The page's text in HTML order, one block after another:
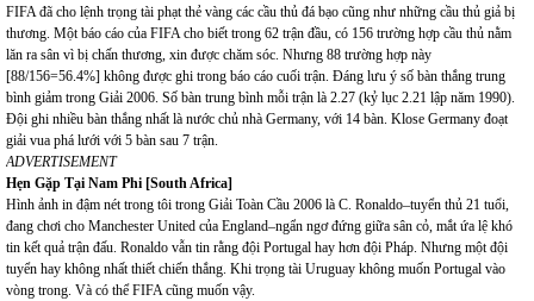
FIFA đã cho lệnh trọng tài phạt thẻ vàng các cầu thủ đá bạo cũng như những cầu thủ giả bị
thương. Một báo cáo của FIFA cho biết trong 62 trận đầu, có 156 trường hợp cầu thủ nằm
lăn ra sân vì bị chấn thương, xin được chăm sóc. Nhưng 88 trường hợp này
[88/156=56.4%] không được ghi trong báo cáo cuối trận. Đáng lưu ý số bàn thắng trung
bình giảm trong Giải 2006. Số bàn trung bình mỗi trận là 2.27 (kỷ lục 2.21 lập năm 1990).
Đội ghi nhiều bàn thắng nhất là nước chủ nhà Germany, với 14 bàn. Klose Germany đoạt
giải vua phá lưới với 5 bàn sau 7 trận.
ADVERTISEMENT
Hẹn Gặp Tại Nam Phi [South Africa]
Hình ảnh in đậm nét trong tôi trong Giải Toàn Cầu 2006 là C. Ronaldo–tuyển thủ 21 tuổi,
đang chơi cho Manchester United của England–ngẩn ngơ đứng giữa sân cỏ, mắt ứa lệ khó
tin kết quả trận đấu. Ronaldo vẫn tin rằng đội Portugal hay hơn đội Pháp. Nhưng một đội
tuyển hay không nhất thiết chiến thắng. Khi trọng tài Uruguay không muốn Portugal vào
vòng trong. Và có thể FIFA cũng muốn vậy.